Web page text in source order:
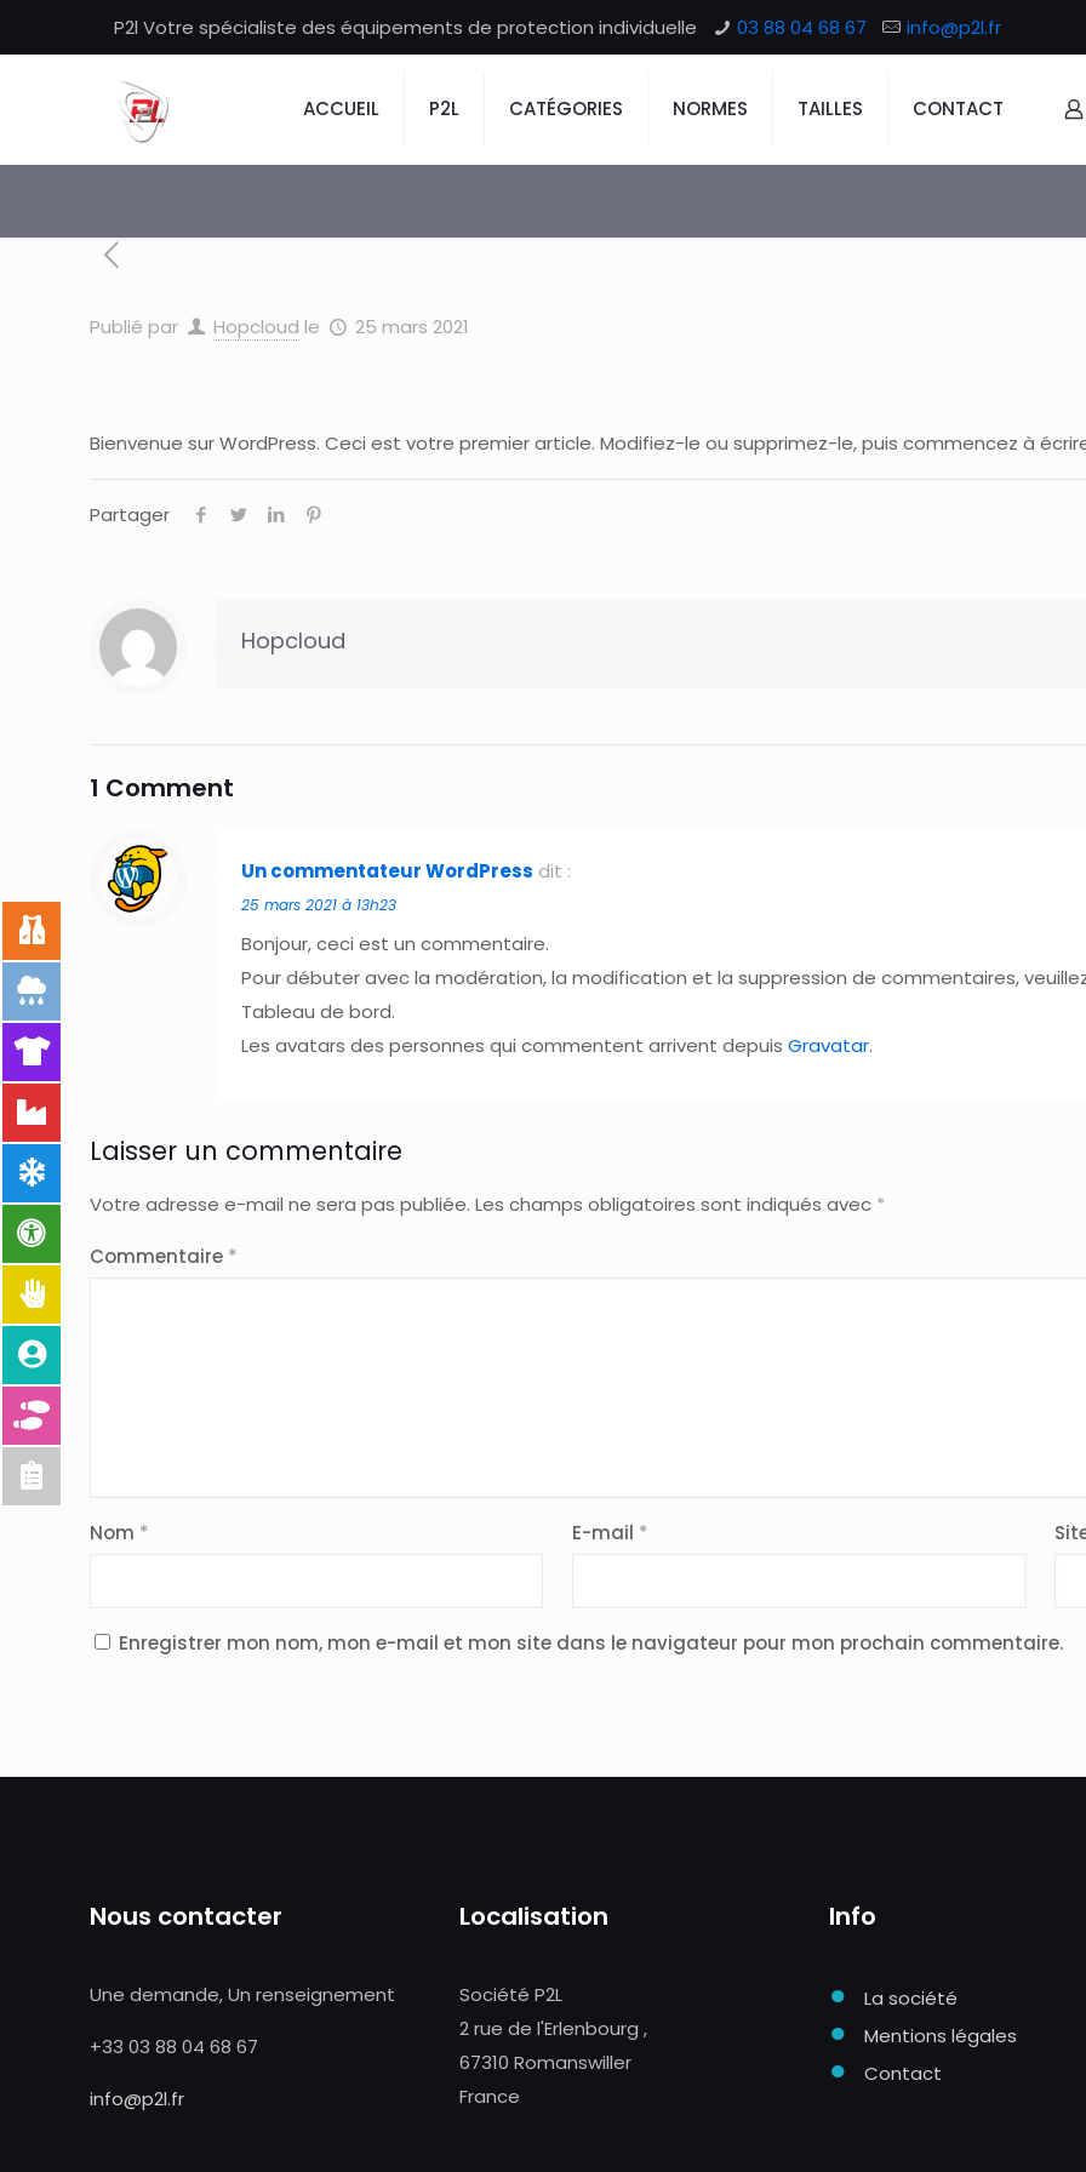
P2l Votre spécialiste des équipements de protection individuelle 03 88 04 68 67 info@p2l.fr
ACCUEIL P2L CATÉGORIES NORMES TAILLES CONTACT
Publié par Hopcloud le 25 mars 2021
Bienvenue sur WordPress. Ceci est votre premier article. Modifiez-le ou supprimez-le, puis commencez à
Partager
Hopcloud
1 Comment
Un commentateur WordPress dit :
25 mars 2021 à 13h23
Bonjour, ceci est un commentaire.
Pour débuter avec la modération, la modification et la suppression de commentaires,
Tableau de bord.
Les avatars des personnes qui commentent arrivent depuisGravatar.
Laisser un commentaire
Votre adresse e-mail ne sera pas publiée. Les champs obligatoires sont indiqués avec *
Commentaire *
Nom * E-mail *
Enregistrer mon nom, mon e-mail et mon site dans le navigateur pour mon prochain commentaire.
Nous contacter
Une demande, Un renseignement
+33 03 88 04 68 67
info@p2l.fr
Localisation
Société P2L
2 rue de l'Erlenbourg ,
67310 Romanswiller
France
Info
● La société
● Mentions légales
● Contact